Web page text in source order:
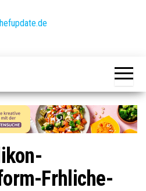
Frhliche-